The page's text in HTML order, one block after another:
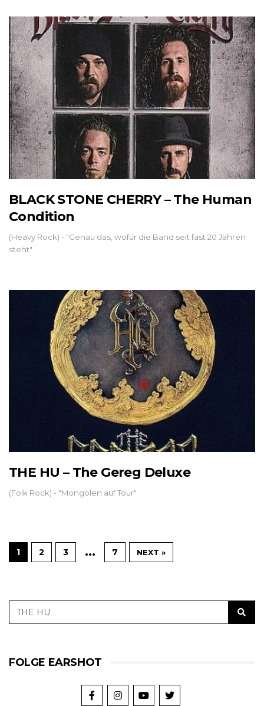
BLACK STONE CHERRY – The Human
Condition
(Heavy Rock) - "Genau das, wofür die Band seit fast 20 Jahren
steht"
THE HU – The Gereg Deluxe
(Folk Rock) - "Mongolen auf Tour"
1 2 3 … 7 NEXT »
FOLGE EARSHOT